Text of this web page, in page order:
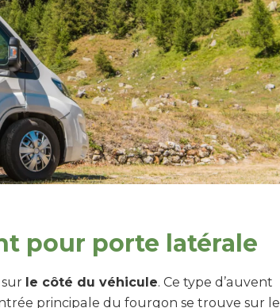
pour porte latérale
le côté du véhicule. Ce type d’auvent
principale du fourgon se trouve sur le